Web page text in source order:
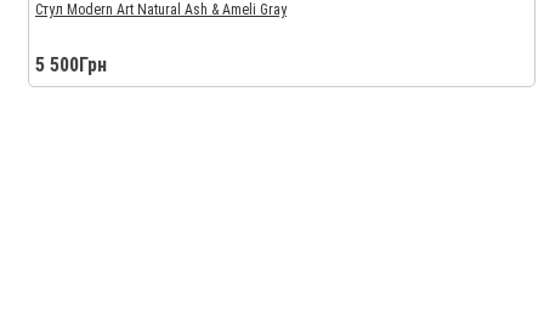
Стул Modern Art Natural Ash & Ameli Gray
5 500Грн